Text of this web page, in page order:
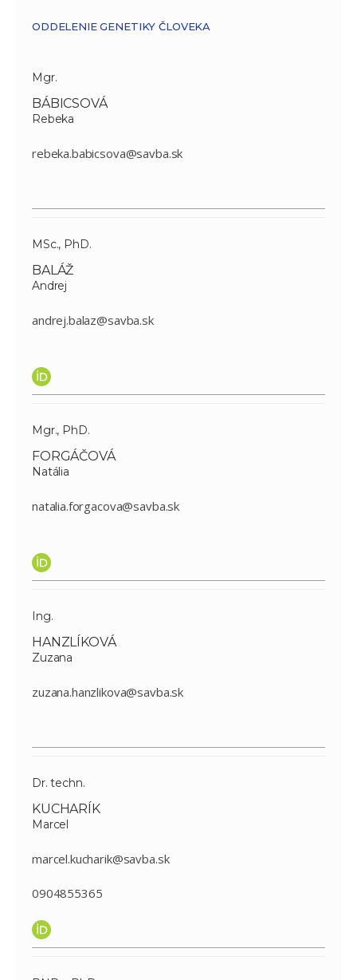
ODDELENIE GENETIKY ČLOVEKA
Mgr.
BÁBICSOVÁ
Rebeka
rebeka.babicsova@savba.sk
MSc., PhD.
BALÁŽ
Andrej
andrej.balaz@savba.sk
Mgr., PhD.
FORGÁČOVÁ
Natália
natalia.forgacova@savba.sk
Ing.
HANZLÍKOVÁ
Zuzana
zuzana.hanzlikova@savba.sk
Dr. techn.
KUCHARÍK
Marcel
marcel.kucharik@savba.sk
0904855365